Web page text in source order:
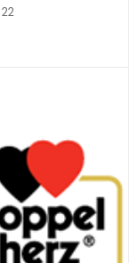
22